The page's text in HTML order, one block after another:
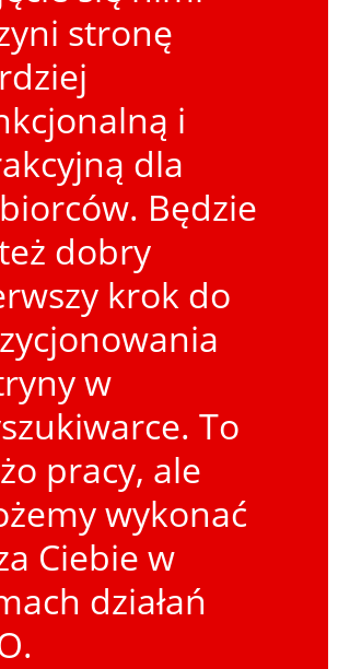
stronę
i
dla
Będzie
dobry
krok do
w
To
pracy, ale
wykonać
Ciebie w
działań